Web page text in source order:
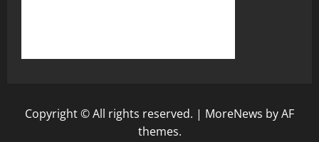
Copyright © All rights reserved. | MoreNews by AF
themes.